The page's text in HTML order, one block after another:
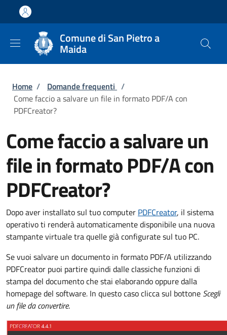
Salta al contenuto principale
Skip to footer content
Comune di San Pietro a
Maida
Briciole di pane
Home / Domande frequenti /
Come faccio a salvare un file in formato PDF/A con
PDFCreator?
Come faccio a salvare un
file in formato PDF/A con
PDFCreator?
Dopo aver installato sul tuo computer PDFCreator, il sistema
operativo ti renderà automaticamente disponibile una nuova
stampante virtuale tra quelle già configurate sul tuo PC.
Se vuoi salvare un documento in formato PDF/A utilizzando
PDFCreator puoi partire quindi dalle classiche funzioni di
stampa del documento che stai elaborando oppure dalla
homepage del software. In questo caso clicca sul bottone Scegli
un file da convertire.